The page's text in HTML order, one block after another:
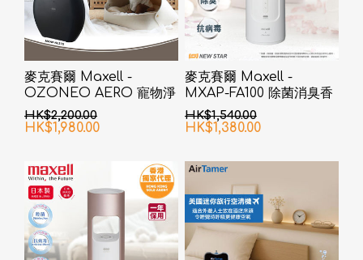
麥克賽爾 Maxell -
OZONEO AERO 寵物淨
味除菌座枱空氣清新機
MXAP-AE270 黑色
HK$2,200.00
HK$1,980.00
麥克賽爾 Maxell -
MXAP-FA100 除菌消臭香
薰機
HK$1,540.00
HK$1,380.00